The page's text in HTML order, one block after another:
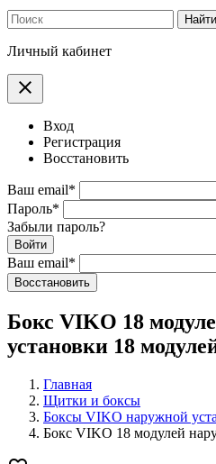
Найти
Личный кабинет
clear
Вход
Регистрация
Восстановить
Ваш email*
Пароль*
Забыли пароль?
Войти
Ваш email*
Воcстановить
Бокс VIKO 18
установки 18
Главная
Щитки и боксы
Боксы VIKO наружной
Бокс VIKO 18 модулей